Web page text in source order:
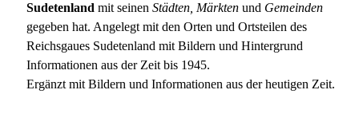
Sudetenland mit seinen Städten, Märkten und Gemeinden
gegeben hat. Angelegt mit den Orten und Ortsteilen des
Reichsgaues Sudetenland mit Bildern und Hintergrund
Informationen aus der Zeit bis 1945.
Ergänzt mit Bildern und Informationen aus der heutigen Zeit.